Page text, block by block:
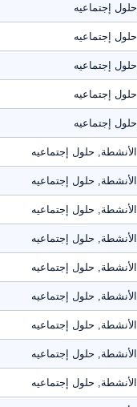
حلول إجتماعيه
حلول إجتماعيه
حلول إجتماعيه
حلول إجتماعيه
حلول إجتماعيه
الأنشطة, حلول إجتماعيه
الأنشطة, حلول إجتماعيه
الأنشطة, حلول إجتماعيه
الأنشطة, حلول إجتماعيه
الأنشطة, حلول إجتماعيه
الأنشطة, حلول إجتماعيه
الأنشطة, حلول إجتماعيه
الأنشطة, حلول إجتماعيه
الأنشطة, حلول إجتماعيه